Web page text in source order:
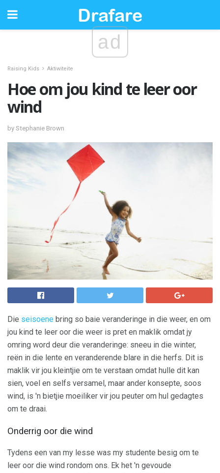
ad
Raising Kids Aktiwiteite
Hoe om jou kind te leer oor
wind
by Stephanie Brown
Die seisoene bring so baie veranderinge in die weer, en om
jou kind te leer oor die weer is pret en maklik omdat jy
omring word deur die veranderinge: sneeu in die winter,
reën in die lente en veranderende blare in die herfs. Dit is
maklik vir jou kleintjie om te verstaan ​​omdat hulle dit kan
sien, voel en selfs versamel, maar ander konsepte, soos
wind, is 'n bietjie moeiliker vir jou peuter om hul gedagtes
om te draai.
Onderrig oor die wind
Tydens een van my lesse was my studente besig om te
leer oor die wind rondom ons. Ek het 'n gevoude